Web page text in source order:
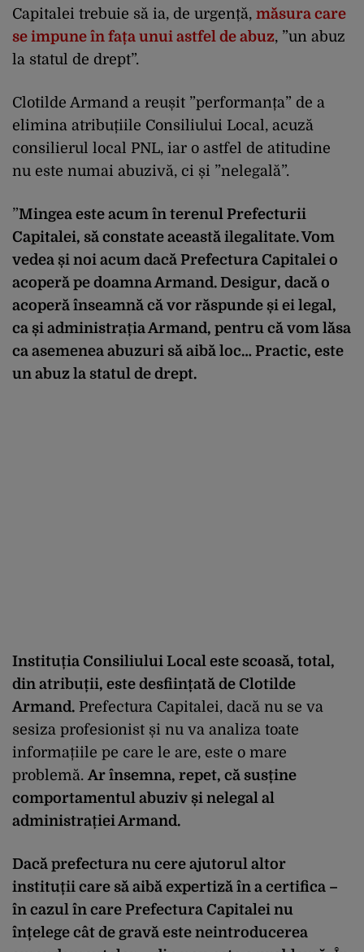
Capitalei trebuie să ia, de urgență, măsura care
se impune în fața unui astfel de abuz, ”un abuz
la statul de drept”.
Clotilde Armand a reușit ”performanța” de a
elimina atribuțiile Consiliului Local, acuză
consilierul local PNL, iar o astfel de atitudine
nu este numai abuzivă, ci și ”nelegală”.
”Mingea este acum în terenul Prefecturii
Capitalei, să constate această ilegalitate. Vom
vedea și noi acum dacă Prefectura Capitalei o
acoperă pe doamna Armand. Desigur, dacă o
acoperă înseamnă că vor răspunde și ei legal,
ca și administrația Armand, pentru că vom lăsa
ca asemenea abuzuri să aibă loc… Practic, este
un abuz la statul de drept.
Instituția Consiliului Local este scoasă, total,
din atribuții, este desființată de Clotilde
Armand. Prefectura Capitalei, dacă nu se va
sesiza profesionist și nu va analiza toate
informațiile pe care le are, este o mare
problemă. Ar însemna, repet, că susține
comportamentul abuziv și nelegal al
administrației Armand.
Dacă prefectura nu cere ajutorul altor
instituții care să aibă expertiză în a certifica –
în cazul în care Prefectura Capitalei nu
înțelege cât de gravă este neintroducerea